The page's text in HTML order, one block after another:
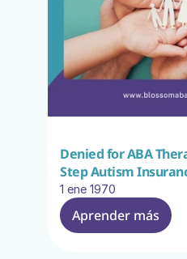
Denied for ABA
Step Autism
1 ene 1970
Aprender más